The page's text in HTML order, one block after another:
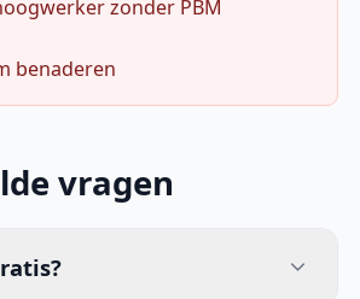
zonder PBM
benaderen
vragen